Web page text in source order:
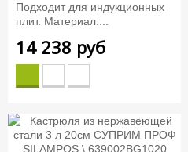
Подходит для индукционных
плит. Материал:...
14 238 руб